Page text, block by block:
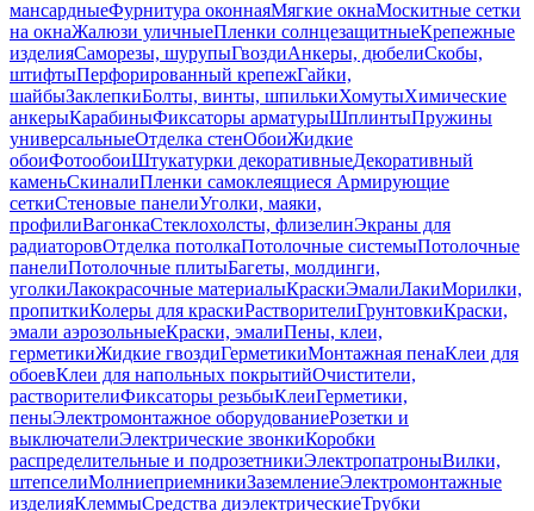
мансардныеФурнитура оконнаяМягкие окнаМоскитные сетки
на окнаЖалюзи уличныеПленки солнцезащитныеКрепежные
изделияСаморезы, шурупыГвоздиАнкеры, дюбелиСкобы,
штифтыПерфорированный крепежГайки,
шайбыЗаклепкиБолты, винты, шпилькиХомутыХимические
анкерыКарабиныФиксаторы арматурыШплинтыПружины
универсальныеОтделка стенОбоиЖидкие
обоиФотообоиШтукатурки декоративныеДекоративный
каменьСкиналиПленки самоклеящиеся Армирующие
сеткиСтеновые панелиУголки, маяки,
профилиВагонкаСтеклохолсты, флизелинЭкраны для
радиаторовОтделка потолкаПотолочные системыПотолочные
панелиПотолочные плитыБагеты, молдинги,
уголкиЛакокрасочные материалыКраскиЭмалиЛакиМорилки,
пропиткиКолеры для краскиРастворителиГрунтовкиКраски,
эмали аэрозольныеКраски, эмалиПены, клеи,
герметикиЖидкие гвоздиГерметикиМонтажная пенаКлеи для
обоевКлеи для напольных покрытийОчистители,
растворителиФиксаторы резьбыКлеиГерметики,
пеныЭлектромонтажное оборудованиеРозетки и
выключателиЭлектрические звонкиКоробки
распределительные и подрозетникиЭлектропатроныВилки,
штепселиМолниеприемникиЗаземлениеЭлектромонтажные
изделияКлеммыСредства диэлектрическиеТрубки